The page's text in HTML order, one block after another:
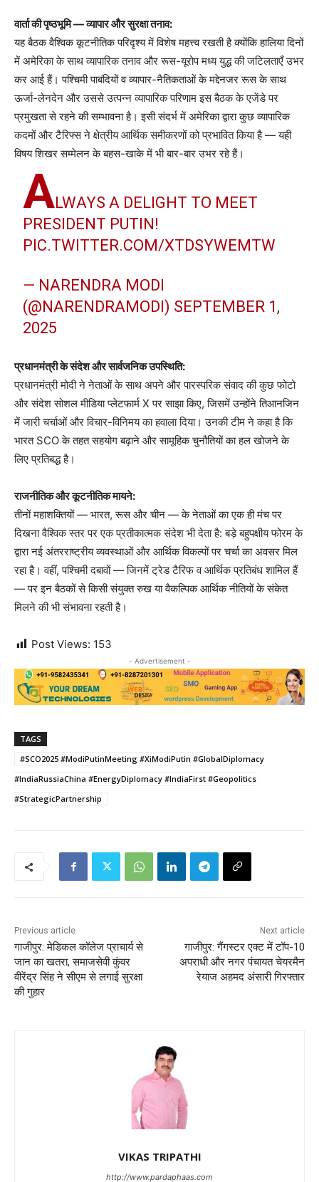
वार्ता की पृष्ठभूमि — व्यापार और सुरक्षा तनाव:
यह बैठक वैश्विक कूटनीतिक परिदृश्य में विशेष महत्त्व रखती है क्योंकि हालिया दिनों
में अमेरिका के साथ व्यापारिक तनाव और रूस-यूरोप मध्य युद्ध की जटिलताएँ उभर
कर आई हैं। पश्चिमी पाबंदियों व व्यापार-नैतिकताओं के मद्देनजर रूस के साथ
ऊर्जा-लेनदेन और उससे उत्पन्न व्यापारिक परिणाम इस बैठक के एजेंडे पर
प्रमुखता से रहने की सम्भावना है। इसी संदर्भ में अमेरिका द्वारा कुछ व्यापारिक
कदमों और टैरिफ्स ने क्षेत्रीय आर्थिक समीकरणों को प्रभावित किया है — यही
विषय शिखर सम्मेलन के बहस-खाके में भी बार-बार उभर रहे हैं।
ALWAYS A DELIGHT TO MEET
PRESIDENT PUTIN!
PIC.TWITTER.COM/XTDSYWEMTW
— NARENDRA MODI
(@NARENDRAMODI) SEPTEMBER 1,
2025
प्रधानमंत्री के संदेश और सार्वजनिक उपस्थिति:
प्रधानमंत्री मोदी ने नेताओं के साथ अपने और पारस्परिक संवाद की कुछ फोटो
और संदेश सोशल मीडिया प्लेटफार्म X पर साझा किए, जिसमें उन्होंने तिआनजिन
में जारी चर्चाओं और विचार-विनिमय का हवाला दिया। उनकी टीम ने कहा है कि
भारत SCO के तहत सहयोग बढ़ाने और सामूहिक चुनौतियों का हल खोजने के
लिए प्रतिबद्ध है।
राजनीतिक और कूटनीतिक मायने:
तीनों महाशक्तियों — भारत, रूस और चीन — के नेताओं का एक ही मंच पर
दिखना वैश्विक स्तर पर एक प्रतीकात्मक संदेश भी देता है: बड़े बहुपक्षीय फोरम के
द्वारा नई अंतरराष्ट्रीय व्यवस्थाओं और आर्थिक विकल्पों पर चर्चा का अवसर मिल
रहा है। वहीं, पश्चिमी दबावों — जिनमें ट्रेड टैरिफ व आर्थिक प्रतिबंध शामिल हैं
— पर इन बैठकों से किसी संयुक्त रुख या वैकल्पिक आर्थिक नीतियों के संकेत
मिलने की भी संभावना रहती है।
Post Views: 153
- Advertisement -
TAGS
#SCO2025 #ModiPutinMeeting #XiModiPutin #GlobalDiplomacy
#IndiaRussiaChina #EnergyDiplomacy #IndiaFirst #Geopolitics
#StrategicPartnership
Previous article
गाजीपुर: मेडिकल कॉलेज प्राचार्य से
जान का खतरा, समाजसेवी कुंवर
वीरेंद्र सिंह ने सीएम से लगाई सुरक्षा
की गुहार
Next article
गाजीपुर: गैंगस्टर एक्ट में टॉप-10
अपराधी और नगर पंचायत चेयरमैन
रेयाज अहमद अंसारी गिरफ्तार
VIKAS TRIPATHI
http://www.pardaphaas.com